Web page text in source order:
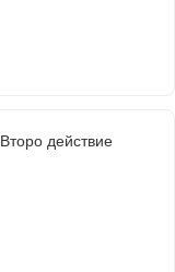
Второ действие